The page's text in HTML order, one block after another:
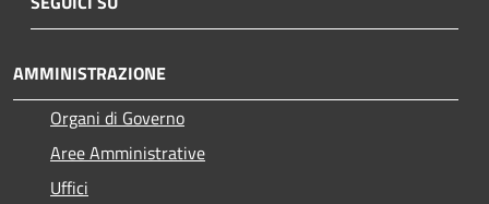
AMMINISTRAZIONE
Organi di Governo
Aree Amministrative
Uffici